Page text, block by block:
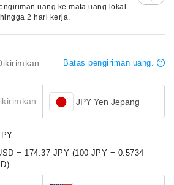
uang ke mata uang lokal
2 hari kerja.
Batas pengiriman uang.
JPY Yen Jepang
= 174.37 JPY (100 JPY = 0.5734